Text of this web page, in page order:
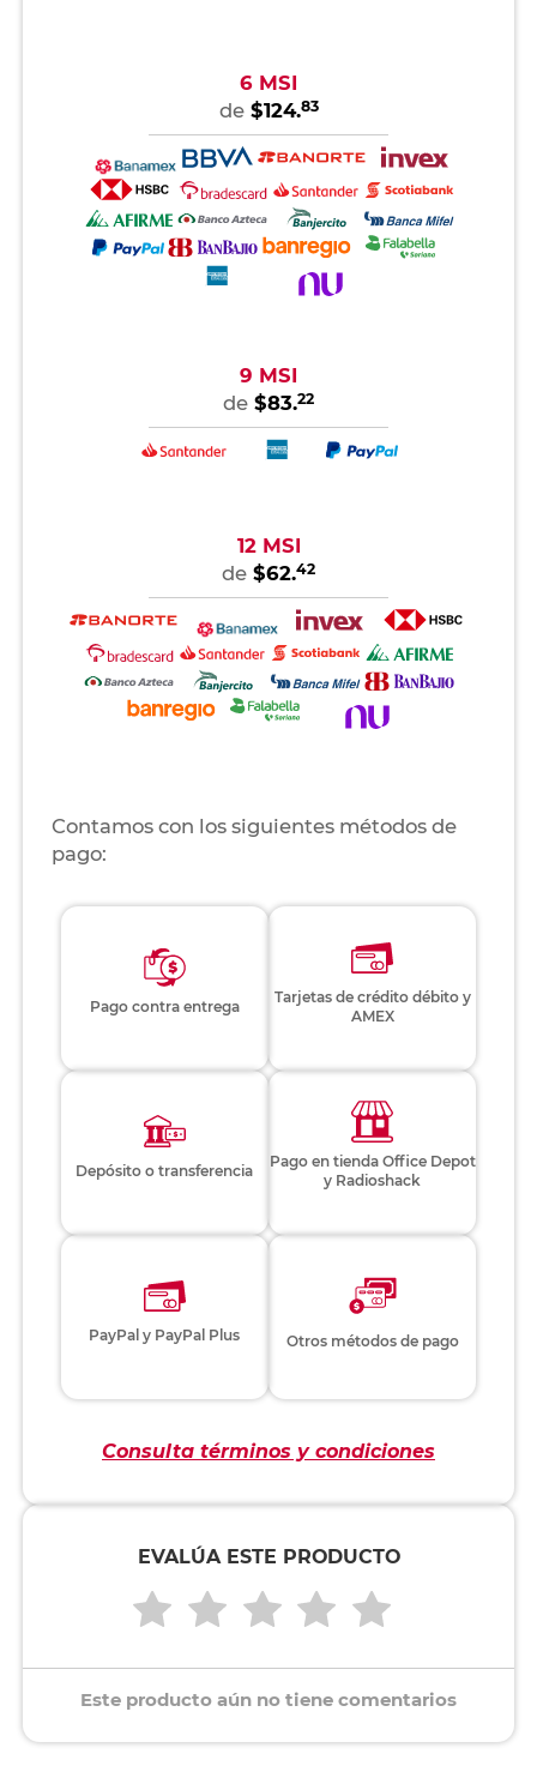
6 MSI
de $124.83
9 MSI
de $83.22
12 MSI
de $62.42
Contamos con los siguientes métodos de
pago:
Pago contra entrega
Tarjetas de crédito débito y
AMEX
Depósito o transferencia
Pago en tienda Office Depot
y Radioshack
PayPal y PayPal Plus Otros métodos de pago
Consulta términos y condiciones
EVALÚA ESTE PRODUCTO
Este producto aún no tiene comentarios